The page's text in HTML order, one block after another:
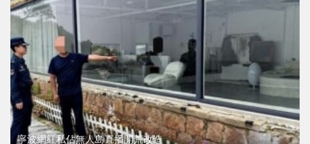
寧波網紅私佔無人島直播開荒改造